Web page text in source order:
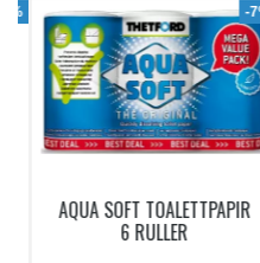
-7%
AQUA SOFT TOALETTPAPIR
6 RULLER